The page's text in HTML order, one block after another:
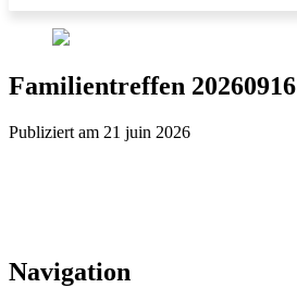
Familientreffen 20260916
Publiziert am 21 juin 2026
Navigation